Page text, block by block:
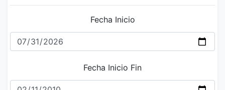
Fecha Inicio
Fecha Inicio Fin